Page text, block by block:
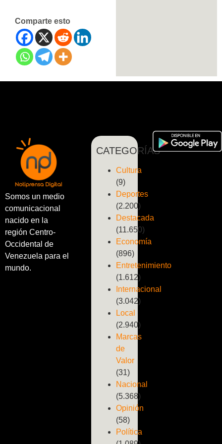
Comparte esto
Somos un medio
comunicacional
nacido en la
región Centro-
Occidental de
Venezuela para el
mundo.
CATEGORÍAS
Cultura
(9)
Deportes
(2.200)
Destacada
(11.650)
Economía
(896)
Entretenimiento
(1.612)
Internacional
(3.042)
Local
(2.940)
Marcas
de
Valor
(31)
Nacional
(5.368)
Opinión
(58)
Política